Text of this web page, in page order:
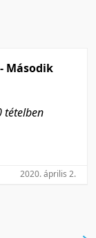
Második
tételben
2020. április 2.